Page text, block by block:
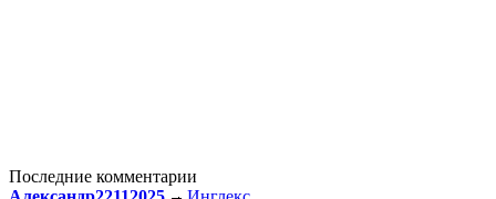
Последние комментарии